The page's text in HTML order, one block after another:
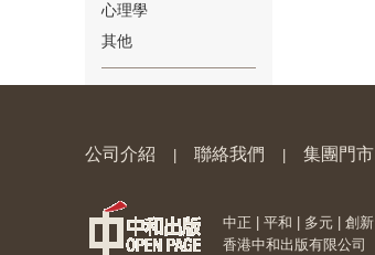
⑳
心理學
其他
公司介紹 聯絡我們 集團門市
中正 | 平和 | 多元 | 創新
香港中和出版有限公司